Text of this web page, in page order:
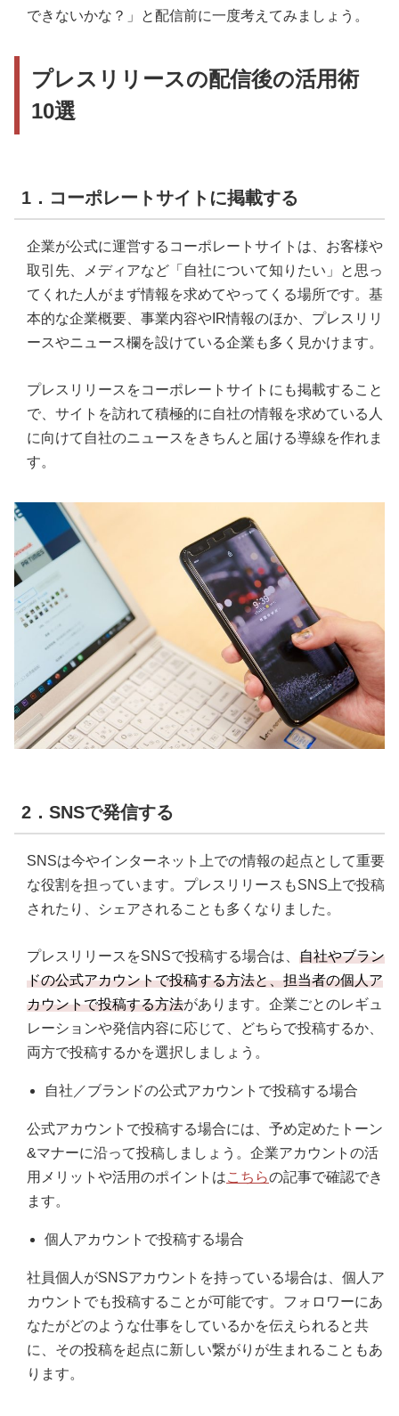
できないかな？」と配信前に一度考えてみましょう。
プレスリリースの配信後の活用術
10選
1．コーポレートサイトに掲載する
企業が公式に運営するコーポレートサイトは、お客様や
取引先、メディアなど「自社について知りたい」と思っ
てくれた人がまず情報を求めてやってくる場所です。基
本的な企業概要、事業内容やIR情報のほか、プレスリリ
ースやニュース欄を設けている企業も多く見かけます。
プレスリリースをコーポレートサイトにも掲載すること
で、サイトを訪れて積極的に自社の情報を求めている人
に向けて自社のニュースをきちんと届ける導線を作れま
す。
2．SNSで発信する
SNSは今やインターネット上での情報の起点として重要
な役割を担っています。プレスリリースもSNS上で投稿
されたり、シェアされることも多くなりました。
プレスリリースをSNSで投稿する場合は、 自社やブラン
ドの公式アカウントで投稿する方法と、担当者の個人ア
カウントで投稿する方法があります。企業ごとのレギュ
レーションや発信内容に応じて、どちらで投稿するか、
両方で投稿するかを選択しましょう。
自社／ブランドの公式アカウントで投稿する場合
公式アカウントで投稿する場合には、予め定めたトーン
&マナーに沿って投稿しましょう。企業アカウントの活
用メリットや活用のポイントはこちらの記事で確認でき
ます。
個人アカウントで投稿する場合
社員個人がSNSアカウントを持っている場合は、個人ア
カウントでも投稿することが可能です。フォロワーにあ
なたがどのような仕事をしているかを伝えられると共
に、その投稿を起点に新しい繋がりが生まれることもあ
ります。